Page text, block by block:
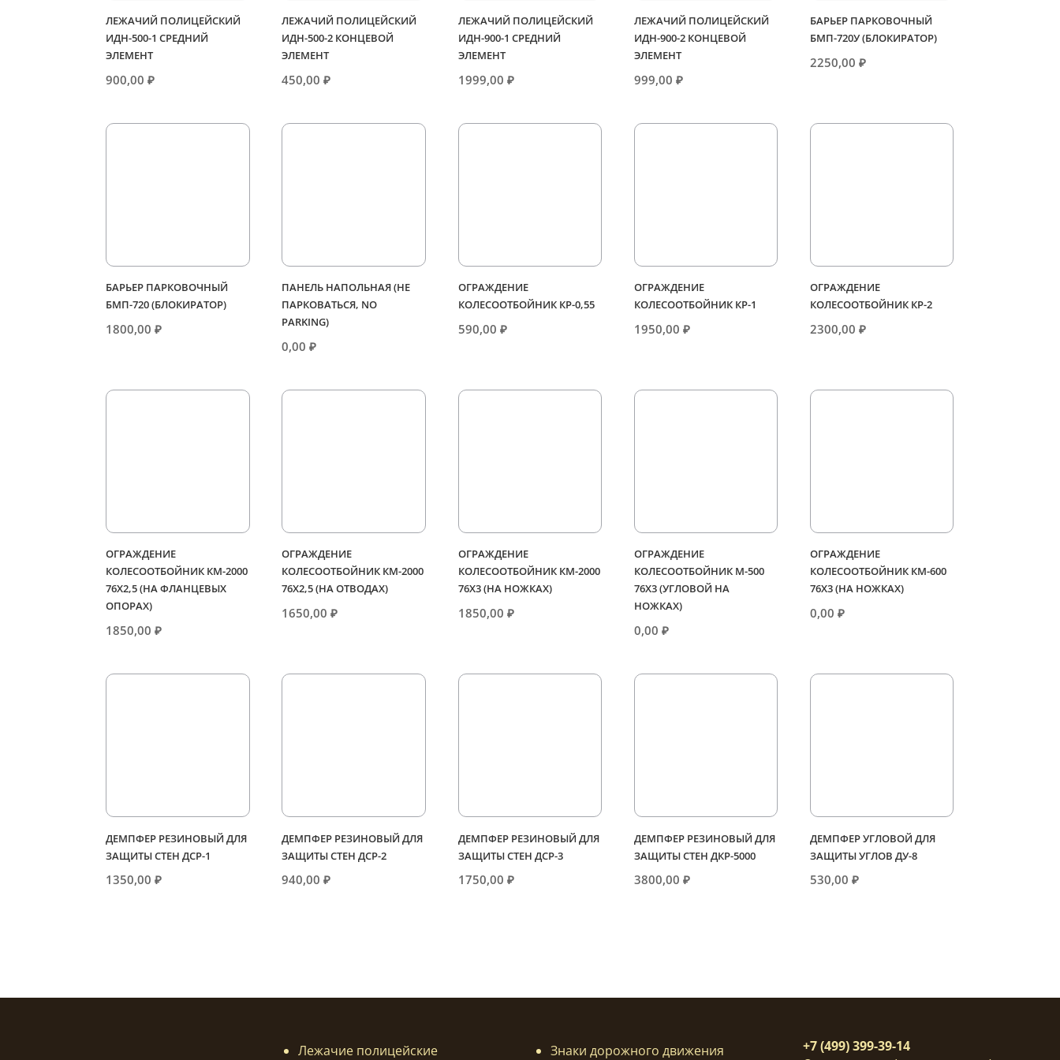
ЛЕЖАЧИЙ ПОЛИЦЕЙСКИЙ
ИДН-500-1 СРЕДНИЙ
ЭЛЕМЕНТ
900,00₽
ЛЕЖАЧИЙ ПОЛИЦЕЙСКИЙ
ИДН-500-2 КОНЦЕВОЙ
ЭЛЕМЕНТ
450,00₽
ЛЕЖАЧИЙ ПОЛИЦЕЙСКИЙ
ИДН-900-1 СРЕДНИЙ
ЭЛЕМЕНТ
1999,00 ₽
ЛЕЖАЧИЙ ПОЛИЦЕЙСКИЙ
ИДН-900-2 КОНЦЕВОЙ
ЭЛЕМЕНТ
999,00 ₽
БАРЬЕР ПАРКОВОЧНЫЙ
БМП-720У (БЛОКИРАТОР)
2250,00 ₽
БАРЬЕР ПАРКОВОЧНЫЙ
БМП-720 (БЛОКИРАТОР)
1800,00₽
ПАНЕЛЬ НАПОЛЬНАЯ (НЕ
ПАРКОВАТЬСЯ, NO
PARKING)
0,00₽
ОГРАЖДЕНИЕ
КОЛЕСООТБОЙНИК КР-0,55
590,00 ₽
ОГРАЖДЕНИЕ
КОЛЕСООТБОЙНИК КР-1
1950,00 ₽
ОГРАЖДЕНИЕ
КОЛЕСООТБОЙНИК КР-2
2300,00 ₽
ОГРАЖДЕНИЕ
КОЛЕСООТБОЙНИК КМ-2000
76Х2,5 (НА ФЛАНЦЕВЫХ
ОПОРАХ)
1850,00₽
ОГРАЖДЕНИЕ
КОЛЕСООТБОЙНИК КМ-2000
76Х2,5 (НА ОТВОДАХ)
1650,00₽
ОГРАЖДЕНИЕ
КОЛЕСООТБОЙНИК КМ-2000
76Х3 (НА НОЖКАХ)
1850,00 ₽
ОГРАЖДЕНИЕ
КОЛЕСООТБОЙНИК М-500
76Х3 (УГЛОВОЙ НА
НОЖКАХ)
0,00 ₽
ОГРАЖДЕНИЕ
КОЛЕСООТБОЙНИК КМ-600
76Х3 (НА НОЖКАХ)
0,00 ₽
ДЕМПФЕР РЕЗИНОВЫЙ ДЛЯ
ЗАЩИТЫ СТЕН ДСР-1
1350,00₽
ДЕМПФЕР РЕЗИНОВЫЙ ДЛЯ
ЗАЩИТЫ СТЕН ДСР-2
940,00₽
ДЕМПФЕР РЕЗИНОВЫЙ ДЛЯ
ЗАЩИТЫ СТЕН ДСР-3
1750,00 ₽
ДЕМПФЕР РЕЗИНОВЫЙ ДЛЯ
ЗАЩИТЫ СТЕН ДКР-5000
3800,00 ₽
ДЕМПФЕР УГЛОВОЙ ДЛЯ
ЗАЩИТЫ УГЛОВ ДУ-8
530,00 ₽
Лежачие полицейские Знаки дорожного движения
+7 (499) 399-39-14